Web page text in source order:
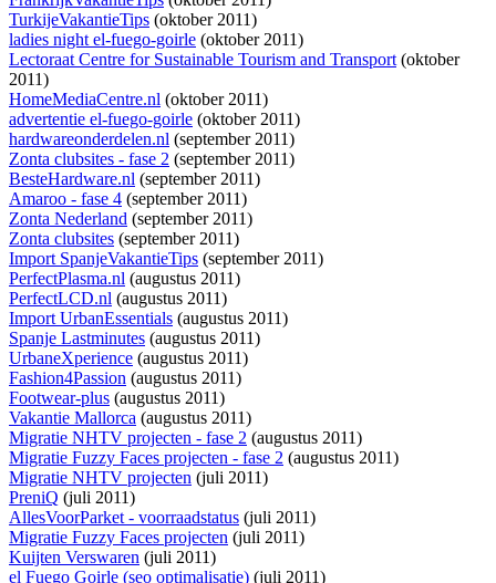
TurkijeVakantieTips (oktober 2011)
ladies night el-fuego-goirle (oktober 2011)
Lectoraat Centre for Sustainable Tourism and Transport(oktober
2011)
HomeMediaCentre.nl (oktober 2011)
advertentie el-fuego-goirle (oktober 2011)
hardwareonderdelen.nl (september 2011)
Zonta clubsites - fase 2 (september 2011)
BesteHardware.nl (september 2011)
Amaroo - fase 4 (september 2011)
Zonta Nederland (september 2011)
Zonta clubsites (september 2011)
Import SpanjeVakantieTips (september 2011)
PerfectPlasma.nl (augustus 2011)
PerfectLCD.nl (augustus 2011)
Import UrbanEssentials (augustus 2011)
Spanje Lastminutes (augustus 2011)
UrbaneXperience (augustus 2011)
Fashion4Passion (augustus 2011)
Footwear-plus (augustus 2011)
Vakantie Mallorca (augustus 2011)
Migratie NHTV projecten - fase 2 (augustus 2011)
Migratie Fuzzy Faces projecten - fase 2 (augustus 2011)
Migratie NHTV projecten (juli 2011)
PreniQ (juli 2011)
AllesVoorParket - voorraadstatus (juli 2011)
Migratie Fuzzy Faces projecten (juli 2011)
Kuijten Verswaren (juli 2011)
el Fuego Goirle (seo optimalisatie) (juli 2011)